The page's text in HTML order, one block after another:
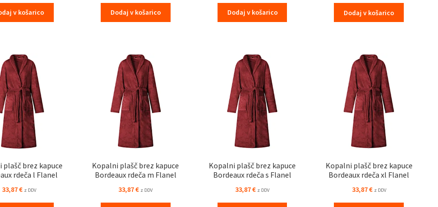
v košarico Dodaj v košarico Dodaj v košarico Dodaj v košarico
plašč brez kapuce
rdeča l Flanel
33,87€ z DDV
Kopalni plašč brez kapuce
Bordeaux rdeča m Flanel
33,87€ z DDV
Kopalni plašč brez kapuce
Bordeaux rdeča s Flanel
33,87€ z DDV
Kopalni plašč brez kapuce
Bordeaux rdeča xl Flanel
33,87€ z DDV